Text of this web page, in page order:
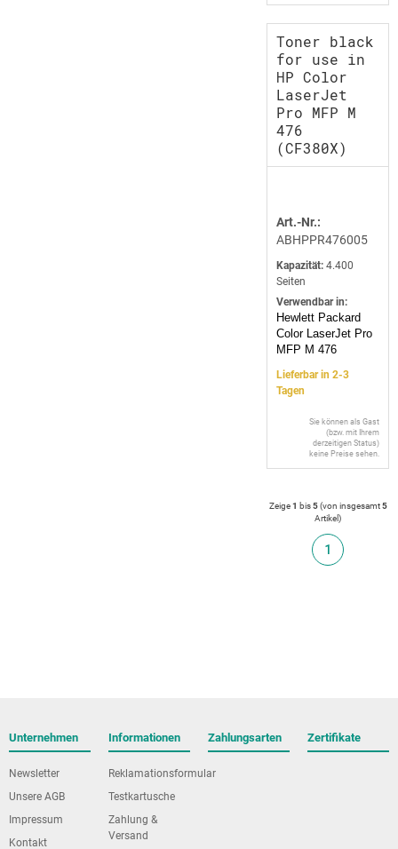
Toner black
for use in
HP Color
LaserJet
Pro MFP M
476
(CF380X)
Art.-Nr.:
ABHPPR476005
Kapazität: 4.400
Seiten
Verwendbar in:
Hewlett Packard
Color LaserJet Pro
MFP M 476
Lieferbar in 2-3
Tagen
Sie können als Gast
(bzw. mit Ihrem
derzeitigen Status)
keine Preise sehen.
Zeige1 bis5(von insgesamt5
Artikel)
1
Unternehmen
Newsletter
Unsere AGB
Impressum
Kontakt
Informationen
Reklamationsformular
Testkartusche
Zahlung &
Versand
Zahlungsarten Zertifikate